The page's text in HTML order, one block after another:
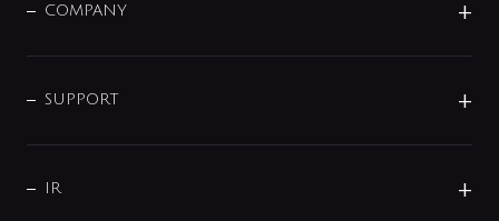
単水栓
分岐
配管システム
じぶんシャワーが見つかる
COMPANY
企業理念
会社概要
SUPPORT
よくあるご質問
IR